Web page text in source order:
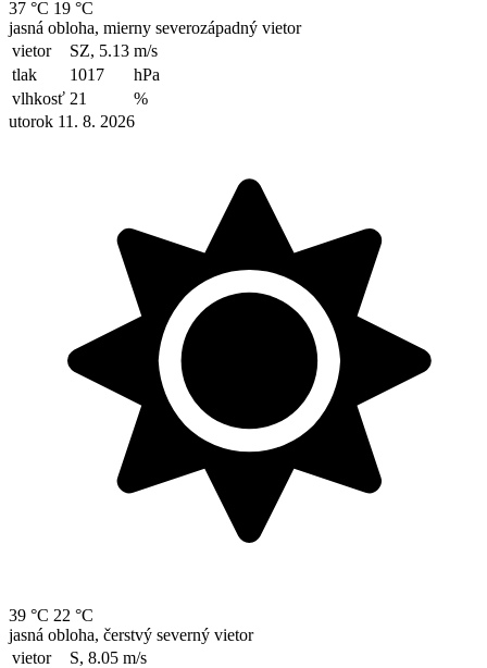
37 °C 19 °C
jasná obloha, mierny severozápadný vietor
vietor
SZ, 5.13 m/s
tlak
1017
hPa
vlhkosť 21
%
utorok 11. 8. 2026
39 °C 22 °C
jasná obloha, čerstvý severný vietor
vietor
S, 8.05 m/s